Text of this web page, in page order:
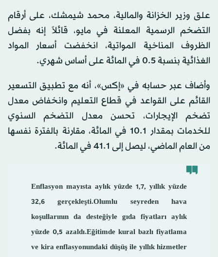
علق وزير الخزانة والمالية، محمد شيمشك، على أرقام
التضخم الرسمية المعلنة في مايو، قائلاً إنه بفضل
الظروف المناخية المواتية، انخفضت أسعار المواد
الغذائية بنسبة 0.5 في المائة على أساس شهري.
وأضاف عبر حسابه في «إكس»، أنه مع تطبيق التسعير
القائم على القواعد في قطاع التعليم وانخفاض معدل
تضخم الإيجارات، تحسن معدل التضخم السنوي
للخدمات بمقدار 10.1 في المائة، مقارنة بالفترة نفسها
من العام الماضي، ليصل إلى 41.1 في المائة.
Enflasyon mayısta aylık yüzde 1,7, yıllık yüzde
32,6 gerçekleşti.Olumlu seyreden hava
koşullarının da desteğiyle gıda fiyatları aylık
yüzde 0,5 azaldı.Eğitimde kural bazlı fiyatlama
ve kira enflasyonundaki düşüş ile yıllık hizmetler